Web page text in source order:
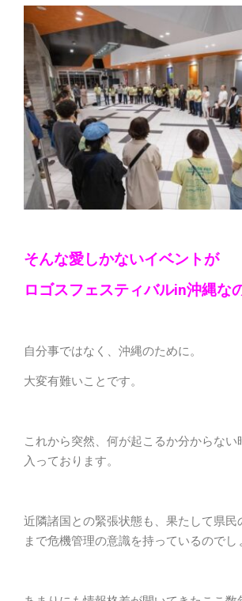
そんな愛しかないイベントが
ロゴスフェスティバルin沖縄な
自分事ではなく、沖縄のために。
大変有難いことです。
これから突然、何が起こるか分からない
入っております。
近隣諸国との緊張状態も、果たして県民
まで危機管理の意識を持っているのでし